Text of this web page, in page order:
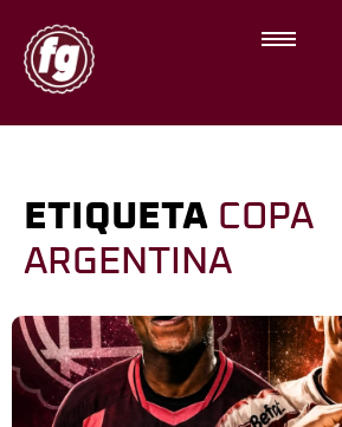
ETIQUETA COPA
ARGENTINA